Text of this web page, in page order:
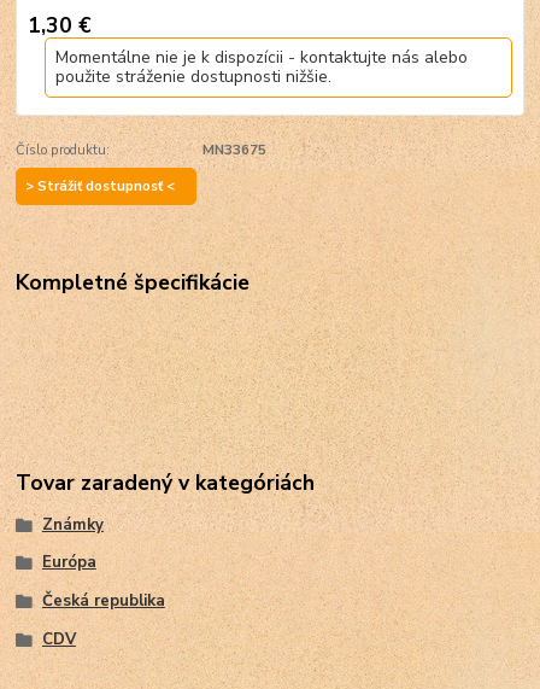
1,30 €
Momentálne nie je k dispozícii - kontaktujte nás alebo
použite stráženie dostupnosti nižšie.
Číslo produktu:
MN33675
> Strážiť dostupnosť <
Kompletné špecifikácie
Tovar zaradený v kategóriách
Známky
Európa
Česká republika
CDV